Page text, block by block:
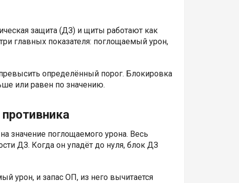
защита (ДЗ) и щиты работают как
главных показателя: поглощаемый урон,
определённый порог. Блокировка
или равен по значению.
значение поглощаемого урона. Весь
ДЗ. Когда он упадёт до нуля, блок ДЗ
урон, и запас ОП, из него вычитается